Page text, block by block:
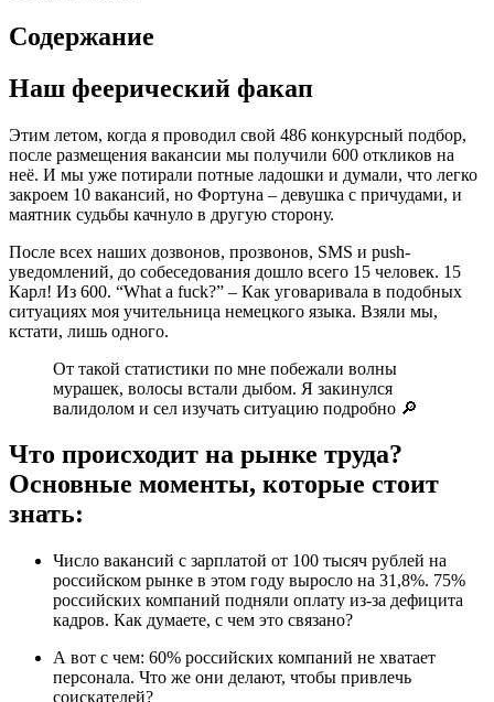
Содержание
Наш феерический факап
Этим летом, когда я проводил свой 486 конкурсный подбор,
после размещения вакансии мы получили 600 откликов на
неё. И мы уже потирали потные ладошки и думали, что легко
закроем 10 вакансий, но Фортуна – девушка с причудами, и
маятник судьбы качнуло в другую сторону.
После всех наших дозвонов, прозвонов, SMS и push-
уведомлений, до собеседования дошло всего 15 человек. 15
Карл! Из 600. “What a fuck?” – Как уговаривала в подобных
ситуациях моя учительница немецкого языка. Взяли мы,
кстати, лишь одного.
От такой статистики по мне побежали волны
мурашек, волосы встали дыбом. Я закинулся
валидолом и сел изучать ситуацию подробно 🔎
Что происходит на рынке труда?
Основные моменты, которые стоит
знать:
Число вакансий с зарплатой от 100 тысяч рублей на
российском рынке в этом году выросло на 31,8%. 75%
российских компаний подняли оплату из-за дефицита
кадров. Как думаете, с чем это связано?
А вот с чем: 60% российских компаний не хватает
персонала. Что же они делают, чтобы привлечь
соискателей?